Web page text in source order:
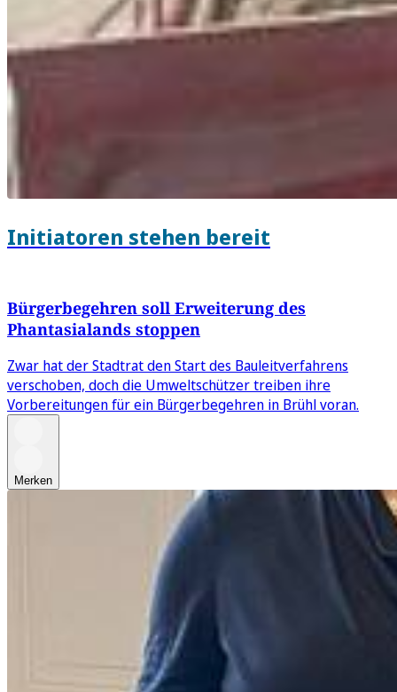
Initiatoren stehen bereit
Bürgerbegehren soll Erweiterung des
Phantasialands stoppen
Zwar hat der Stadtrat den Start des Bauleitverfahrens
verschoben, doch die Umweltschützer treiben ihre
Vorbereitungen für ein Bürgerbegehren in Brühl voran.
Merken